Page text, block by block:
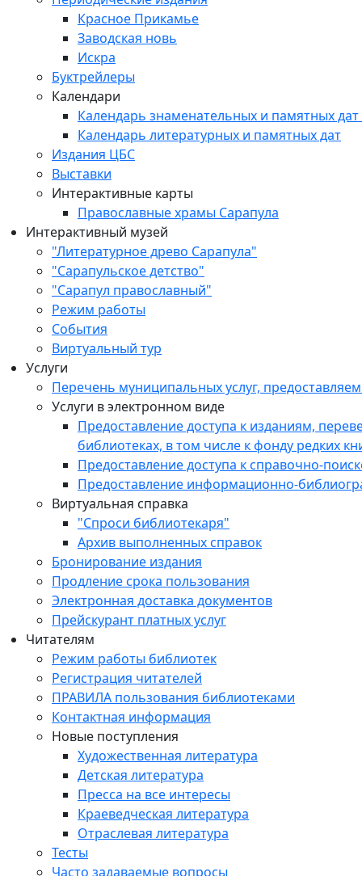
Красное Прикамье
Заводская новь
Искра
Буктрейлеры
Календари
Календарь знаменательных и памятных дат
Календарь литературных и памятных дат
Издания ЦБС
Выставки
Интерактивные карты
Православные храмы Сарапула
Интерактивный музей
"Литературное древо Сарапула"
"Сарапульское детство"
"Сарапул православный"
Режим работы
События
Виртуальный тур
Услуги
Перечень муниципальных услуг,
Услуги в электронном виде
Предоставление доступа к изданиям,
библиотеках, в том числе к фонду редких
Предоставление доступа к справочно-
Предоставление информационно-
Виртуальная справка
"Спроси библиотекаря"
Архив выполненных справок
Бронирование издания
Продление срока пользования
Электронная доставка документов
Прейскурант платных услуг
Читателям
Режим работы библиотек
Регистрация читателей
ПРАВИЛА пользования библиотеками
Контактная информация
Новые поступления
Художественная литература
Детская литература
Пресса на все интересы
Краеведческая литература
Отраслевая литература
Тесты
Часто задаваемые вопросы